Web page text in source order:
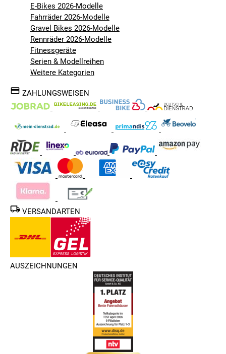
E-Bikes 2026-Modelle
Fahrräder 2026-Modelle
Gravel Bikes 2026-Modelle
Rennräder 2026-Modelle
Fitnessgeräte
Serien & Modellreihen
Weitere Kategorien
ZAHLUNGSWEISEN
VERSANDARTEN
AUSZEICHNUNGEN